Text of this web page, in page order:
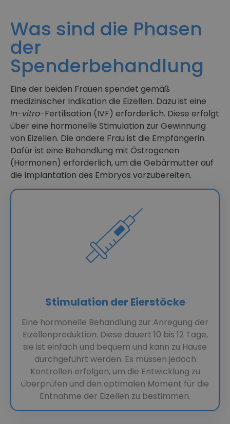
Was sind die Phasen
der
Spenderbehandlung
Eine der beiden Frauen spendet gemäß
medizinischer Indikation die Eizellen. Dazu ist eine
In-vitro-Fertilisation (IVF) erforderlich. Diese erfolgt
über eine hormonelle Stimulation zur Gewinnung
von Eizellen. Die andere Frau ist die Empfängerin.
Dafür ist eine Behandlung mit Östrogenen
(Hormonen) erforderlich, um die Gebärmutter auf
die Implantation des Embryos vorzubereiten.
Stimulation der Eierstöcke
Eine hormonelle Behandlung zur Anregung der
Eizellenproduktion. Diese dauert 10 bis 12 Tage,
sie ist einfach und bequem und kann zu Hause
durchgeführt werden. Es müssen jedoch
Kontrollen erfolgen, um die Entwicklung zu
überprüfen und den optimalen Moment für die
Entnahme der Eizellen zu bestimmen.